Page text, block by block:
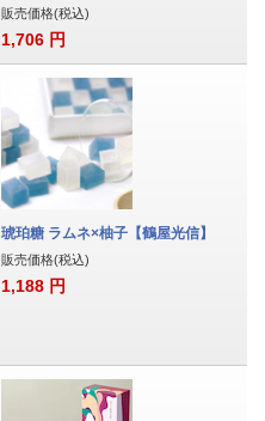
販売価格(税込)
1,706 円
琥珀糖 ラムネ×柚子【鶴屋光信】
販売価格(税込)
1,188 円